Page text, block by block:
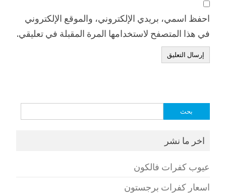
احفظ اسمي، بريدي الإلكتروني، والموقع الإلكتروني
في هذا المتصفح لاستخدامها المرة المقبلة في تعليقي.
البحث
اخر ما نشر
عيوب كفرات فالكون
اسعار كفرات برجستون